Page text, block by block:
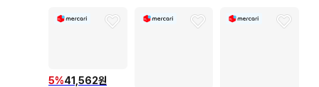
5%41,562원